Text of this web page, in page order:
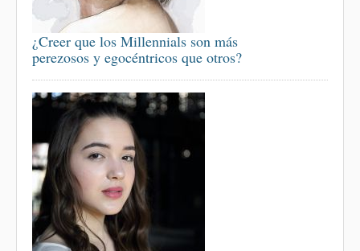
¿Creer que los Millennials son más
perezosos y egocéntricos que otros?